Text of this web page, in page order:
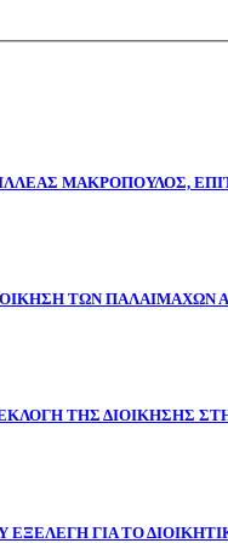
ΜΑΚΡΟΠΟΥΛΟΣ,
ΤΩΝ ΠΑΛΑΙΜΑΧΩΝ
ΤΗΣ ΔΙΟΙΚΗΣΗΣ
ΓΙΑ ΤΟ